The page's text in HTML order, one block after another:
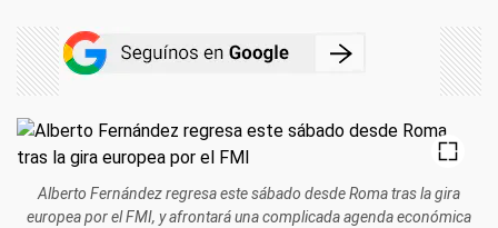
Alberto Fernández regresa este sábado desde Roma tras la gira
europea por el FMI, y afrontará una complicada agenda económica